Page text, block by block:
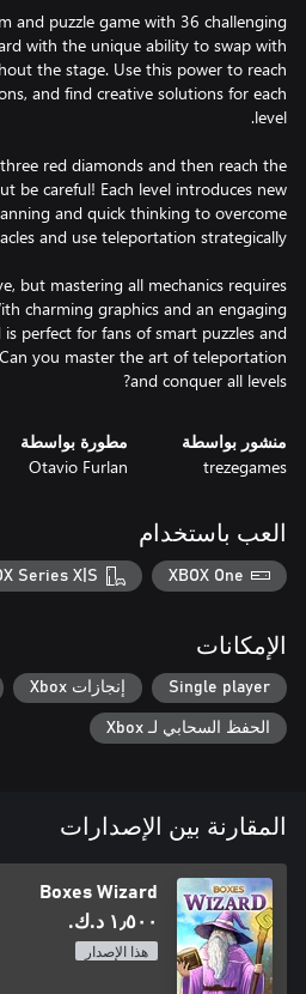
and puzzle game with 36 challenging
with the unique ability to swap with
the stage. Use this power to reach
and find creative solutions for each
red diamonds and then reach the
be careful! Each level introduces new
and quick thinking to overcome
but mastering all mechanics requires
charming graphics and an engaging
perfect for fans of smart puzzles and
you master the art of teleportation
and conquer all levels?
منشور بواسطة
trezegames
مطورة بواسطة
Otavio Furlan
العب باستخدام
XBOX One
Series X|S
الإمكانات
Single player إنجازات Xbox
الحفظ السحابي لـ Xbox
المقارنة بين الإصدارات
Boxes Wizard
١٫٥٠٠ د.ك.‏
هذا الإصدار